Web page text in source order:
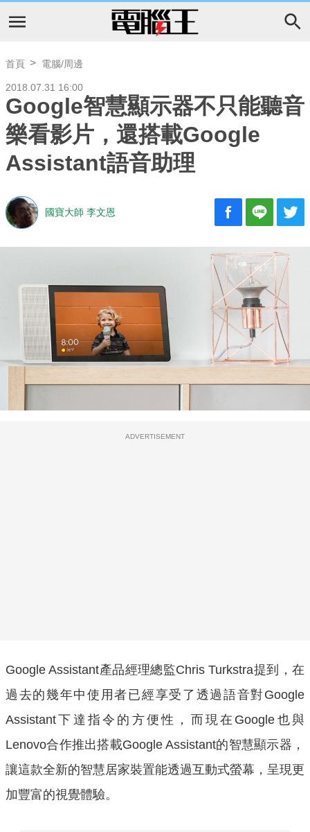
首頁 電腦/周邊
2018.07.31 16:00
Google智慧顯示器不只能聽音
樂看影片，還搭載Google
Assistant語音助理
國寶大師 李文恩
ADVERTISEMENT
Google Assistant產品經理總監Chris Turkstra提到，在
過去的幾年中使用者已經享受了透過語音對Google
Assistant下達指令的方便性，而現在Google也與
Lenovo合作推出搭載Google Assistant的智慧顯示器，
讓這款全新的智慧居家裝置能透過互動式螢幕，呈現更
加豐富的視覺體驗。